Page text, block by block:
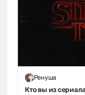
Ренуша
Кто вы из